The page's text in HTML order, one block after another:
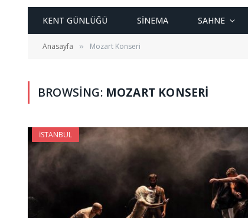
KENT GÜNLÜĞÜ SINEMA SAHNE
Anasayfa » Mozart Konseri
BROWSING: MOZART KONSERI
İSTANBUL